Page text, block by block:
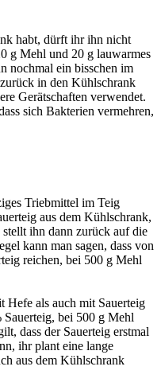
habt, dürft ihr ihn nicht
g Mehl und 20 g lauwarmes
nochmal ein bisschen im
in den Kühlschrank
Gerätschaften verwendet.
sich Bakterien vermehren,
Triebmittel im Teig
aus dem Kühlschrank,
ihn dann zurück auf die
kann man sagen, dass von
reichen, bei 500 g Mehl
Hefe als auch mit Sauerteig
Sauerteig, bei 500 g Mehl
dass der Sauerteig erstmal
ihr plant eine lange
aus dem Kühlschrank